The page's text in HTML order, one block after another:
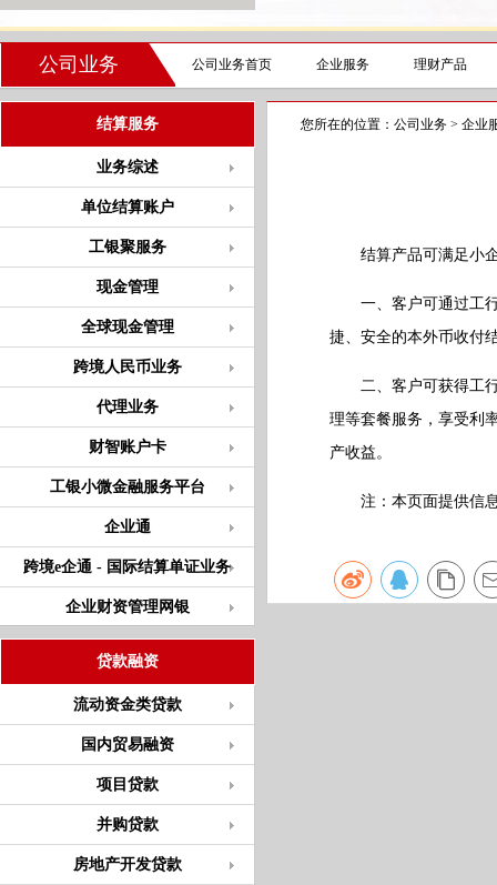
公司业务 公司业务首页 企业服务 理财产品
结算服务
业务综述
单位结算账户
工银聚服务
现金管理
全球现金管理
跨境人民币业务
代理业务
财智账户卡
工银小微金融服务平台
企业通
跨境e企通 - 国际结算单证业务
企业财资管理网银
贷款融资
流动资金类贷款
国内贸易融资
项目贷款
并购贷款
房地产开发贷款
您所在的位置： 公司业务 > 企业
结算产品可满足小企
一、客户可通过工行
捷、安全的本外币收付
二、客户可获得工行
理等套餐服务，享受利
产收益。
注：本页面提供信息